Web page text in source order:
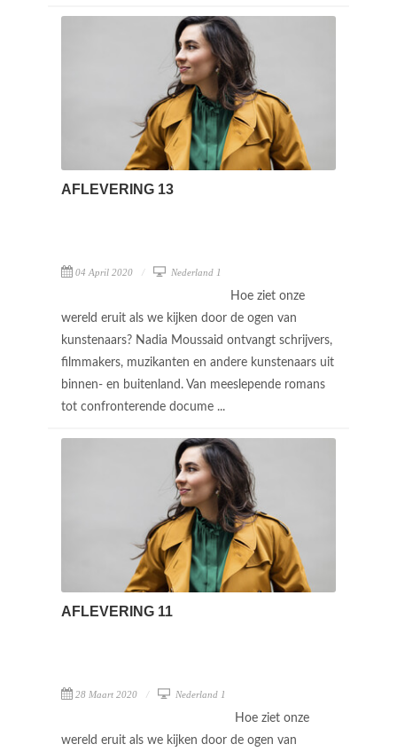
AFLEVERING 13
04 April 2020 Nederland 1
Hoe ziet onze
wereld eruit als we kijken door de ogen van
kunstenaars? Nadia Moussaid ontvangt schrijvers,
filmmakers, muzikanten en andere kunstenaars uit
binnen- en buitenland. Van meeslepende romans
tot confronterende docume ...
AFLEVERING 11
28 Maart 2020 Nederland 1
Hoe ziet onze
wereld eruit als we kijken door de ogen van